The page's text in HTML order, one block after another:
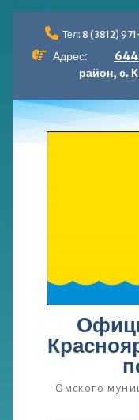
содержимому
Тел: 8 (3812)
Адрес:
район, с.
Омского